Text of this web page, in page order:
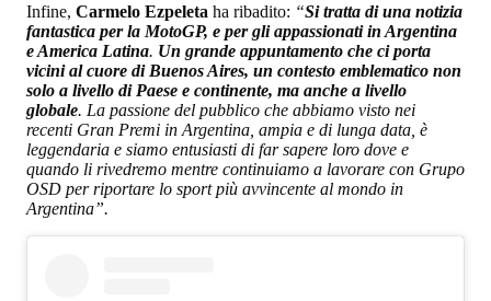
Infine, Carmelo Ezpeleta ha ribadito: “Si tratta di una notizia
fantastica per la MotoGP, e per gli appassionati in Argentina
e America Latina. Un grande appuntamento che ci porta
vicini al cuore di Buenos Aires, un contesto emblematico non
solo a livello di Paese e continente, ma anche a livello
globale. La passione del pubblico che abbiamo visto nei
recenti Gran Premi in Argentina, ampia e di lunga data, è
leggendaria e siamo entusiasti di far sapere loro dove e
quando li rivedremo mentre continuiamo a lavorare con Grupo
OSD per riportare lo sport più avvincente al mondo in
Argentina”.